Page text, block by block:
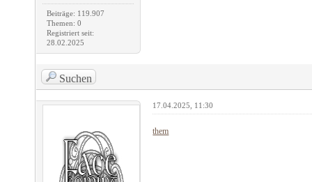
Beiträge: 119.907
Themen: 0
Registriert seit:
28.02.2025
Suchen
17.04.2025, 11:30
them